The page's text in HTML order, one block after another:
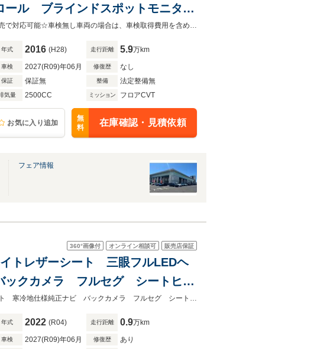
ル ブラインドスポットモニタ
ライト ETC Bluetooth接続
ご遠方のお客様もお気軽にお問い合わせください☆オンライン販売で対応可能☆車検無し車両の場合は、車検取得費用を含めた支払総額を表示しています。
年式 2016 (H28) 走行距離 5.9万km
車検 2027(R09)年06月 修復歴 なし
保証 保証無 整備 法定整備無
気量 2500CC ミッション フロアCVT
お気に入り追加
無
料
在庫確認・見積依頼
フェア情報
360°画像付 オンライン相談可 販売店保証
トレザーシート 三眼フルLEDヘ
クカメラ フルセグ シートヒー
ヒーター 寒冷地仕様 Fスポ専用 ムーンルーフ ホワイトレザーシート 三眼フルLEDヘッドライト 寒冷地仕様純正ナビ バックカメラ フルセグ シートヒーター＆ベンチレーション ステアリングヒーター 寒冷地仕様
年式 2022 (R04) 走行距離 0.9万km
車検 2027(R09)年06月 修復歴 あり